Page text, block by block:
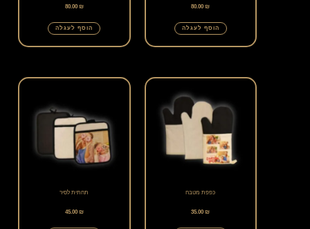
80.00₪
הוסף לעגלה
80.00 ₪
הוסף לעגלה
כפפת מטבח
35.00₪
תחתית לסיר
45.00 ₪